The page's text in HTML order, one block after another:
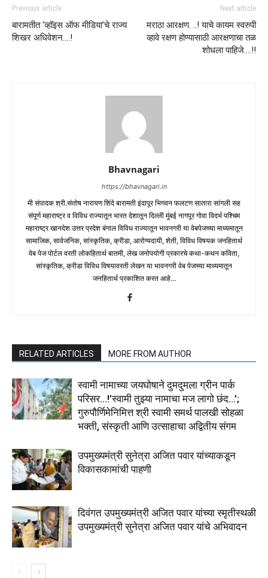
Previous article
बारामतीत ‘व्हॉइस ऑफ मीडिया’चे राज्य
शिखर अधिवेशन….!
Next article
मराठा आरक्षण. ..! याचे कायम स्वरुपी
व्हावे रक्षण होण्यासाठी आरक्षणाचा तळ
शोधला पाहिजे….!!
Bhavnagari
https://bhavnagari.in
मी संपादक श्री.संतोष नारायण शिंदे बारामती इंदापूर भिगवन फलटण सातारा सांगली सह
संपूर्ण महाराष्ट्र व विविध राज्यातून भारत देशातून दिल्ली मुंबई नागपूर गोवा विदर्भ पश्चिम
महाराष्ट्र खानदेश उत्तर प्रदेश बंगाल विविध राज्यातून भावनगरी या वेबपेजच्या माध्यमातून
सामाजिक, सार्वजनिक, सांस्कृतिक, क्रीडा, आरोग्यदायी, शेती, विविध विषयक जनहितार्थ
वेब पेज पोर्टल वरती लोकहितार्थ बातमी, लेख जनोपयोगी प्रकारचे कथा-कथन कविता,
सांस्कृतिक, क्रीडा विविध विषयावरती लेखन या भावनगरी वेब पेजच्या माध्यमातून
जनहितार्थ प्रकाशित करत आहे...
RELATED ARTICLES MORE FROM AUTHOR
स्वामी नामाच्या जयघोषाने दुमदुमला ग्रीन पार्क
परिसर…!’स्वामी तुझ्या नामाचा मज लागो छंद…’;
गुरुपौर्णिमेनिमित्त श्री स्वामी समर्थ पालखी सोहळा
भक्ती, संस्कृती आणि उत्साहाचा अद्वितीय संगम
उपमुख्यमंत्री सुनेत्रा अजित पवार यांच्याकडून
विकासकामांची पाहणी
दिवंगत उपमुख्यमंत्री अजित पवार यांच्या स्मृतीस्थळी
उपमुख्यमंत्री सुनेत्रा अजित पवार यांचे अभिवादन